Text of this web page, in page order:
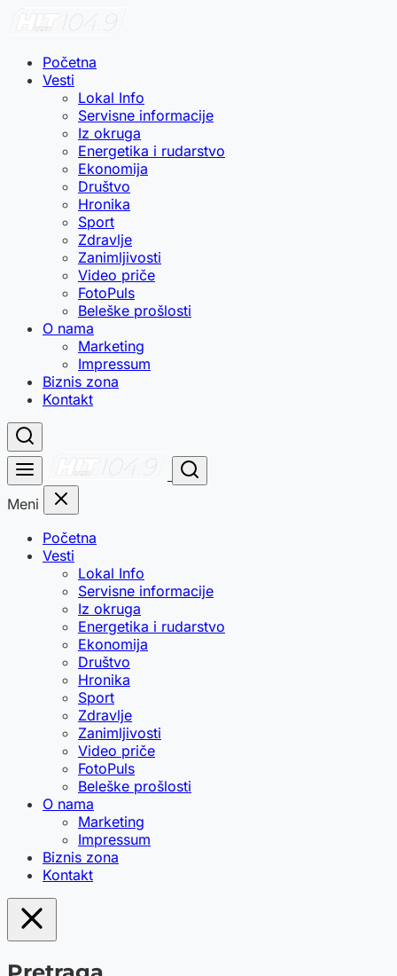
Početna
Vesti
Lokal Info
Servisne informacije
Iz okruga
Energetika i rudarstvo
Ekonomija
Društvo
Hronika
Sport
Zdravlje
Zanimljivosti
Video priče
FotoPuls
Beleške prošlosti
O nama
Marketing
Impressum
Biznis zona
Kontakt
Meni
Početna
Vesti
Lokal Info
Servisne informacije
Iz okruga
Energetika i rudarstvo
Ekonomija
Društvo
Hronika
Sport
Zdravlje
Zanimljivosti
Video priče
FotoPuls
Beleške prošlosti
O nama
Marketing
Impressum
Biznis zona
Kontakt